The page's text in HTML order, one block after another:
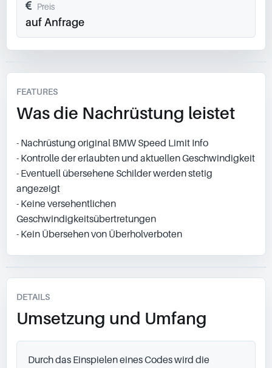
Preis
auf Anfrage
FEATURES
Was die Nachrüstung leistet
- Nachrüstung original BMW Speed Limit Info
- Kontrolle der erlaubten und aktuellen Geschwindigkeit
- Eventuell übersehene Schilder werden stetig
angezeigt
- Keine versehentlichen
Geschwindigkeitsübertretungen
- Kein Übersehen von Überholverboten
DETAILS
Umsetzung und Umfang
Durch das Einspielen eines Codes wird die